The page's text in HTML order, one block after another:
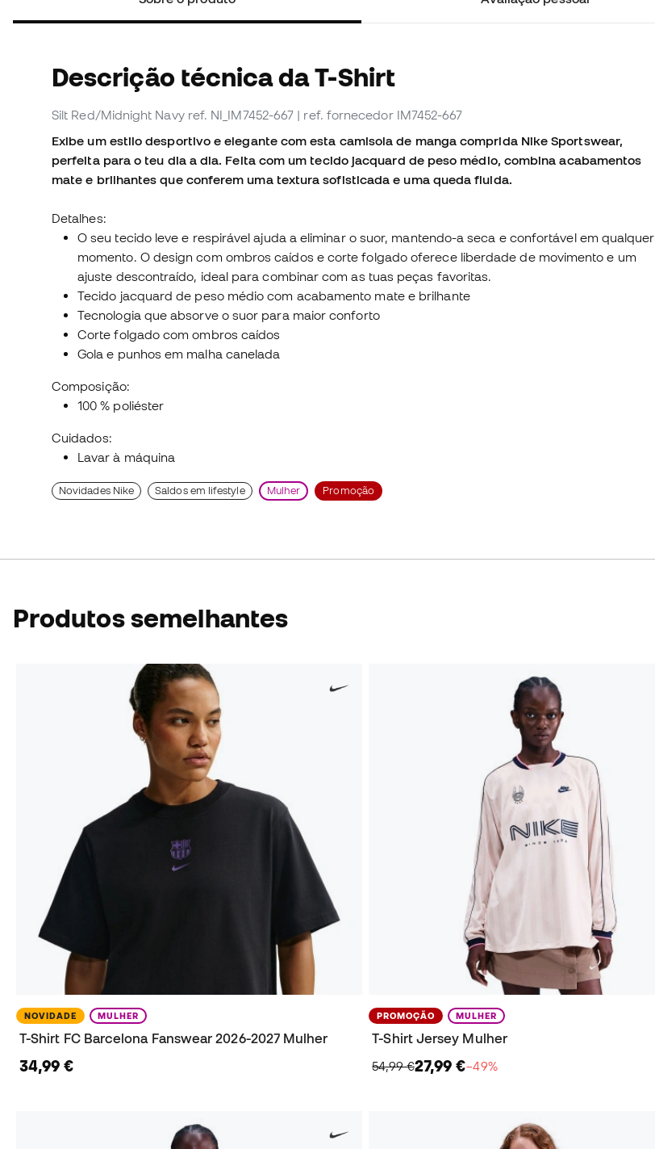
Descrição técnica da T-Shirt
Silt Red/Midnight Navy ref. NI_IM7452-667 | ref. fornecedor IM7452-667
Exibe um estilo desportivo e elegante com esta camisola de manga comprida Nike Sportswear,
perfeita para o teu dia a dia. Feita com um tecido jacquard de peso médio, combina acabamentos
mate e brilhantes que conferem uma textura sofisticada e uma queda fluida.
Detalhes:
O seu tecido leve e respirável ajuda a eliminar o suor, mantendo-a seca e confortável em qualquer
momento. O design com ombros caídos e corte folgado oferece liberdade de movimento e um
ajuste descontraído, ideal para combinar com as tuas peças favoritas.
Tecido jacquard de peso médio com acabamento mate e brilhante
Tecnologia que absorve o suor para maior conforto
Corte folgado com ombros caídos
Gola e punhos em malha canelada
Composição:
100 % poliéster
Cuidados:
Lavar à máquina
Novidades Nike Saldos em lifestyle Mulher Promoção
Produtos semelhantes
NOVIDADE MULHER
T-Shirt FC Barcelona Fanswear 2026-2027 Mulher
34,99 €
PROMOÇÃO MULHER
T-Shirt Jersey Mulher
54,99 €27,99 €−49%